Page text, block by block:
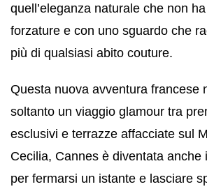
quell’eleganza naturale che non
forzature e con uno sguardo che
più di qualsiasi abito couture.
Questa nuova avventura francese
soltanto un viaggio glamour tra
esclusivi e terrazze affacciate sul
Cecilia, Cannes è diventata anche
per fermarsi un istante e lasciare